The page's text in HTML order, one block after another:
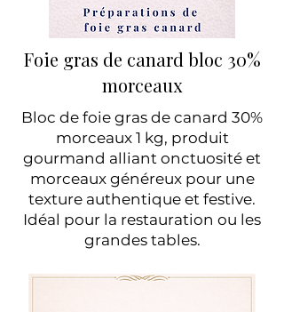
Foie gras de canard bloc 30%
morceaux
Bloc de foie gras de canard 30%
morceaux 1 kg, produit
gourmand alliant onctuosité et
morceaux généreux pour une
texture authentique et festive.
Idéal pour la restauration ou les
grandes tables.